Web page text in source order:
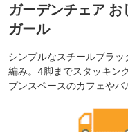
ガーデンチェア
ガール
シンプルなスチールブラ
編み。4脚までスタッキン
プンスペースのカフェやバ